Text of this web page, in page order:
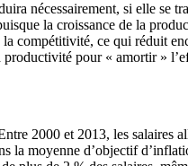
nécessairement, si elle se
la croissance de la
compétitivité, ce qui réduit
pour « amortir »
2000 et 2013, les salaires
moyenne d’objectif